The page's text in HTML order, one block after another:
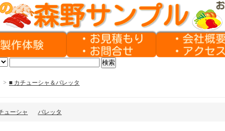
> ■ カチューシャ＆バレッタ
ューシャ バレッタ